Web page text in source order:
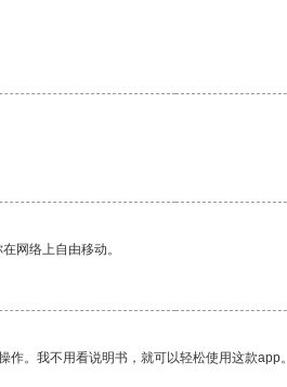
网络上自由移动。
。我不用看说明书，就可以轻松使用这款app。